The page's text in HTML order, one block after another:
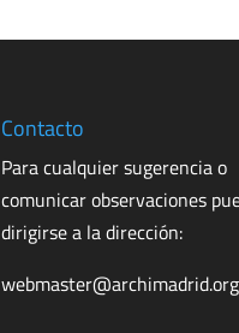
Contacto
Para cualquier sugerencia o
comunicar observaciones
dirigirse a la dirección:
webmaster@archimadrid.org